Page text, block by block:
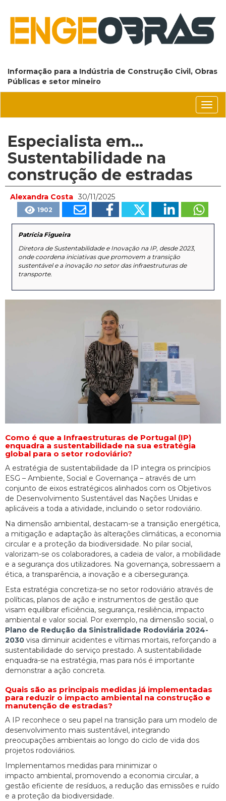
Informação para a Indústria de Construção Civil, Obras
Públicas e setor mineiro
Especialista em...
Sustentabilidade na
construção de estradas
Alexandra Costa 30/11/2025
1902
Patrícia Figueira
Diretora de Sustentabilidade e Inovação na IP, desde 2023,
onde coordena iniciativas que promovem a transição
sustentável e a inovação no setor das infraestruturas de
transporte.
Como é que a Infraestruturas de Portugal (IP)
enquadra a sustentabilidade na sua estratégia
global para o setor rodoviário?
A estratégia de sustentabilidade da IP integra os princípios
ESG – Ambiente, Social e Governança – através de um
conjunto de eixos estratégicos alinhados com os Objetivos
de Desenvolvimento Sustentável das Nações Unidas e
aplicáveis a toda a atividade, incluindo o setor rodoviário.
Na dimensão ambiental, destacam-se a transição energética,
a mitigação e adaptação às alterações climáticas, a economia
circular e a proteção da biodiversidade. No pilar social,
valorizam-se os colaboradores, a cadeia de valor, a mobilidade
e a segurança dos utilizadores. Na governança, sobressaem a
ética, a transparência, a inovação e a cibersegurança.
Esta estratégia concretiza-se no setor rodoviário através de
políticas, planos de ação e instrumentos de gestão que
visam equilibrar eficiência, segurança, resiliência, impacto
ambiental e valor social. Por exemplo, na dimensão social, o
Plano de Redução da Sinistralidade Rodoviária 2024-
2030 visa diminuir acidentes e vítimas mortais, reforçando a
sustentabilidade do serviço prestado. A sustentabilidade
enquadra-se na estratégia, mas para nós é importante
demonstrar a ação concreta.
Quais são as principais medidas já implementadas
para reduzir o impacto ambiental na construção e
manutenção de estradas?
A IP reconhece o seu papel na transição para um modelo de
desenvolvimento mais sustentável, integrando
preocupações ambientais ao longo do ciclo de vida dos
projetos rodoviários.
Implementamos medidas para minimizar o
impacto ambiental, promovendo a economia circular, a
gestão eficiente de resíduos, a redução das emissões e ruído
e a proteção da biodiversidade.